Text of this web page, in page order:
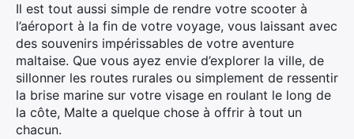
Il est tout aussi simple de rendre votre scooter à
l’aéroport à la fin de votre voyage, vous laissant avec
des souvenirs impérissables de votre aventure
maltaise. Que vous ayez envie d’explorer la ville, de
sillonner les routes rurales ou simplement de ressentir
la brise marine sur votre visage en roulant le long de
la côte, Malte a quelque chose à offrir à tout un
chacun.